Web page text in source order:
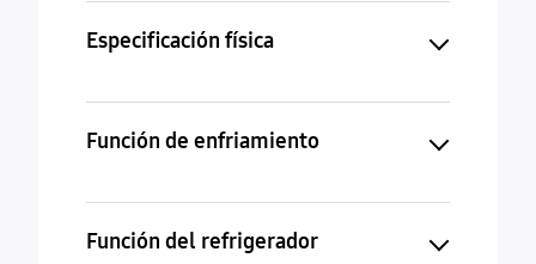
Especificación física
Función de enfriamiento
Función del refrigerador